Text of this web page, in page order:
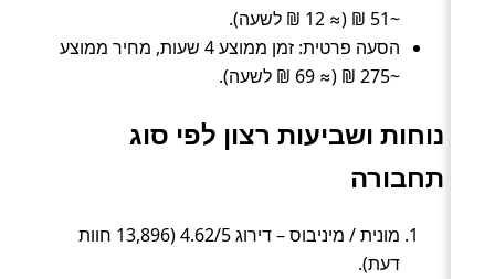
~51 ₪ (≈ 12 ₪ לשעה).
הסעה פרטית: זמן ממוצע 4 שעות, מחיר ממוצע
~275 ₪ (≈ 69 ₪ לשעה).
נוחות ושביעות רצון לפי סוג
תחבורה
מונית / מיניבוס – דירוג 4.62/5 (13,896 חוות
דעת).